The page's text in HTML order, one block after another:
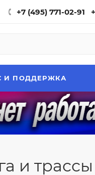
+7 (495) 771-02-91
И ПОДДЕРЖКА
и трассы